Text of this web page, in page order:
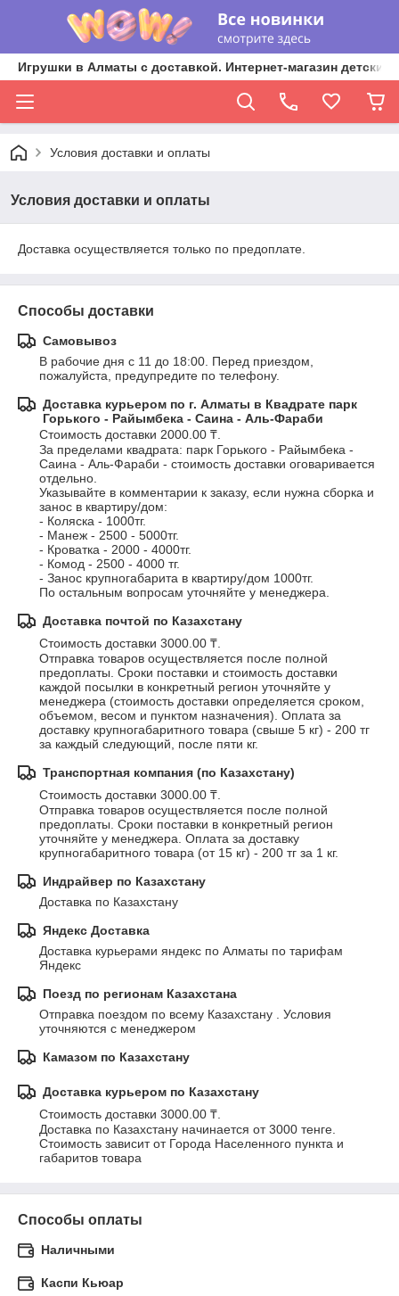
Игрушки в Алматы с доставкой. Интернет-магазин
Условия доставки и оплаты
Условия доставки и оплаты
Доставка осуществляется только по предоплате.
Способы доставки
Самовывоз
В рабочие дня с 11 до 18:00. Перед приездом,
пожалуйста, предупредите по телефону.
Доставка курьером по г. Алматы в Квадрате парк
Горького - Райымбека - Саина - Аль-Фараби
Стоимость доставки 2000.00 ₸.
За пределами квадрата: парк Горького - Райымбека -
Саина - Аль-Фараби - стоимость доставки оговаривается
отдельно.
Указывайте в комментарии к заказу, если нужна сборка и
занос в квартиру/дом:
- Коляска - 1000тг.
- Манеж - 2500 - 5000тг.
- Кроватка - 2000 - 4000тг.
- Комод - 2500 - 4000 тг.
- Занос крупногабарита в квартиру/дом 1000тг.
По остальным вопросам уточняйте у менеджера.
Доставка почтой по Казахстану
Стоимость доставки 3000.00 ₸.
Отправка товаров осуществляется после полной
предоплаты. Сроки поставки и стоимость доставки
каждой посылки в конкретный регион уточняйте у
менеджера (стоимость доставки определяется сроком,
объемом, весом и пунктом назначения). Оплата за
доставку крупногабаритного товара (свыше 5 кг) - 200 тг
за каждый следующий, после пяти кг.
Транспортная компания (по Казахстану)
Стоимость доставки 3000.00 ₸.
Отправка товаров осуществляется после полной
предоплаты. Сроки поставки в конкретный регион
уточняйте у менеджера. Оплата за доставку
крупногабаритного товара (от 15 кг) - 200 тг за 1 кг.
Индрайвер по Казахстану
Доставка по Казахстану
Яндекс Доставка
Доставка курьерами яндекс по Алматы по тарифам
Яндекс
Поезд по регионам Казахстана
Отправка поездом по всему Казахстану . Условия
уточняются с менеджером
Камазом по Казахстану
Доставка курьером по Казахстану
Стоимость доставки 3000.00 ₸.
Доставка по Казахстану начинается от 3000 тенге.
Стоимость зависит от Города Населенного пункта и
габаритов товара
Способы оплаты
Наличными
Каспи Кьюар